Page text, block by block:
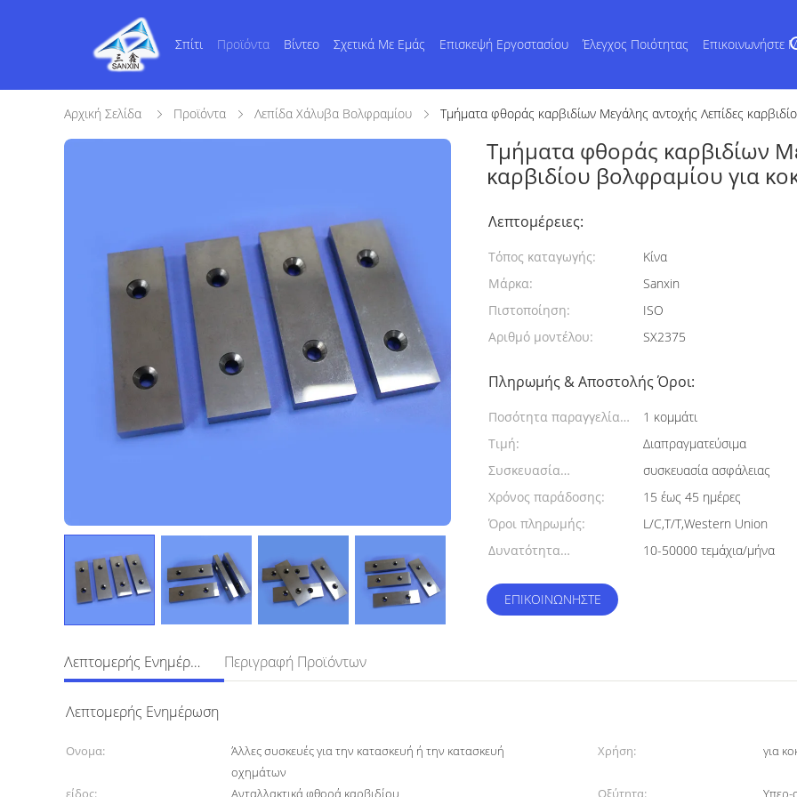
Σπίτι Προϊόντα Βίντεο Σχετικά Με Εμάς Επισκεψή Εργοστασίου Έλεγχος Ποιότητας Επικοινωνήστε
Αρχική Σελίδα Προϊόντα Λεπίδα Χάλυβα Βολφραμίου Τμήματα φθοράς καρβιδίων Μεγάλης αντοχής Λεπίδες
Τμήματα φθοράς καρβιδίων
καρβιδίου βολφραμίου για
Λεπτομέρειες:
Τόπος καταγωγής:
Κίνα
Μάρκα:
Sanxin
Πιστοποίηση:
ISO
Αριθμό μοντέλου:
SX2375
Πληρωμής & Αποστολής Όροι:
Ποσότητα παραγγελίας
min:
1 κομμάτι
Τιμή:
Διαπραγματεύσιμα
Συσκευασία
λεπτομέρειες:
συσκευασία ασφάλειας
Χρόνος παράδοσης:
15 έως 45 ημέρες
Όροι πληρωμής:
L/C,T/T,Western Union
Δυνατότητα
10-50000 τεμάχια/μήνα
ΕΠΙΚΟΙΝΩΝΉΣΤΕ
Λεπτομερής Ενημέρωση Περιγραφή Προϊόντων
Λεπτομερής Ενημέρωση
Ονομα:
Άλλες συσκευές για την κατασκευή ή την κατασκευή
οχημάτων
Χρήση: για
είδος: Ανταλλακτικά φθορά καρβιδίου Οξύτητα:
Υπερ-